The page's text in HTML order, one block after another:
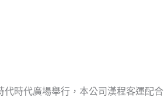
代時代廣場舉行，本公司漢程客運配合